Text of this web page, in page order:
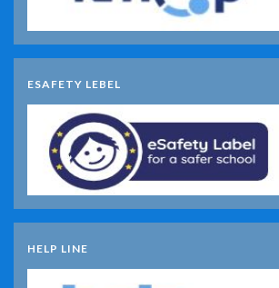
ESAFETY LEBEL
HELP LINE